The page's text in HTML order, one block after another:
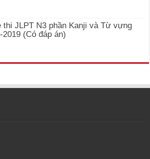
thi JLPT N3 phần Kanji và Từ vựng
2019 (Có đáp án)